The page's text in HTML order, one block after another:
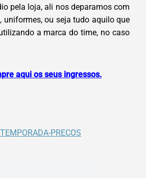
pela loja, ali nos deparamos com
uniformes, ou seja tudo aquilo que
a marca do time, no caso
aqui os seus ingressos.
PRECOS